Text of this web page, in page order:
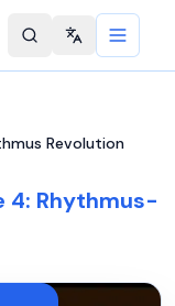
Change
Revolution
4: Rhythmus-